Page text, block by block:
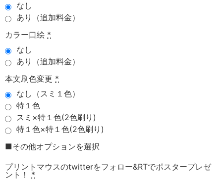
なし
あり（追加料金）
カラー口絵 *
なし
あり（追加料金）
本文刷色変更 *
なし（スミ１色）
特１色
スミ×特１色(2色刷り)
特１色×特１色(2色刷り)
■その他オプションを選択
プリントマウスのtwitterをフォロー&RTでポスタープレゼ
ント！
*